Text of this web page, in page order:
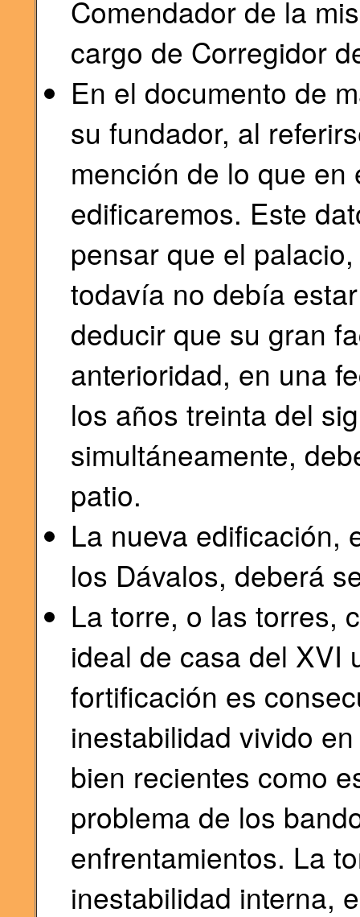
Comendador de la
cargo de Corregidor
En el documento de
su fundador, al
mención de lo que en
edificaremos. Este
pensar que el
todavía no debía
deducir que su gran
anterioridad, en una
los años treinta del
simultáneamente,
patio.
La nueva edificación,
los Dávalos, deberá
La torre, o las torres,
ideal de casa del XVI
fortificación es
inestabilidad vivido
bien recientes como
problema de los
enfrentamientos. La
inestabilidad interna,